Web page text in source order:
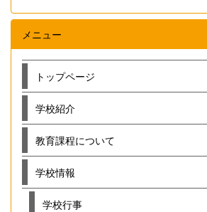
メニュー
トップページ
学校紹介
教育課程について
学校情報
学校行事